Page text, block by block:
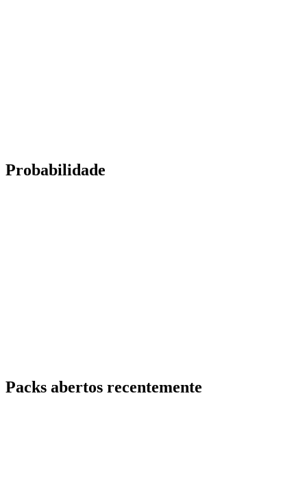
Probabilidade
Packs abertos recentemente